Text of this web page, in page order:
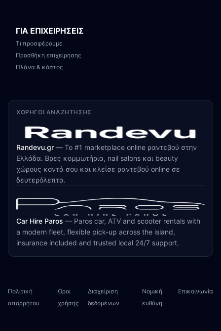
ΓΙΑ ΕΠΙΧΕΙΡΗΣΕΙΣ
Τι προσφέρουμε
Προσθήκη επιχείρησης
Πλάνα & κόστος
ΧΟΡΗΓΟΊ ΑΝΑΖΉΤΗΣΗΣ
Randevu.gr — Το #1 marketplace online ραντεβού στην
Ελλάδα. Βρες κομμωτήρια, nail salons και beauty
χώρους κοντά σου και κλείσε ραντεβού online σε
δευτερόλεπτα.
Car Hire Paros — Paros car, ATV and scooter rentals with
a modern fleet, flexible pick-up across the island,
insurance included and trusted local 24/7 support.
Πολιτική
απορρήτου
Όροι
χρήσης
Διαχείριση
δεδομένων
Νομική
ευθύνη
Επικοινωνία